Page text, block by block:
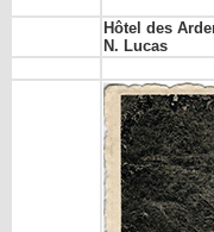
Hôtel des
N. Lucas